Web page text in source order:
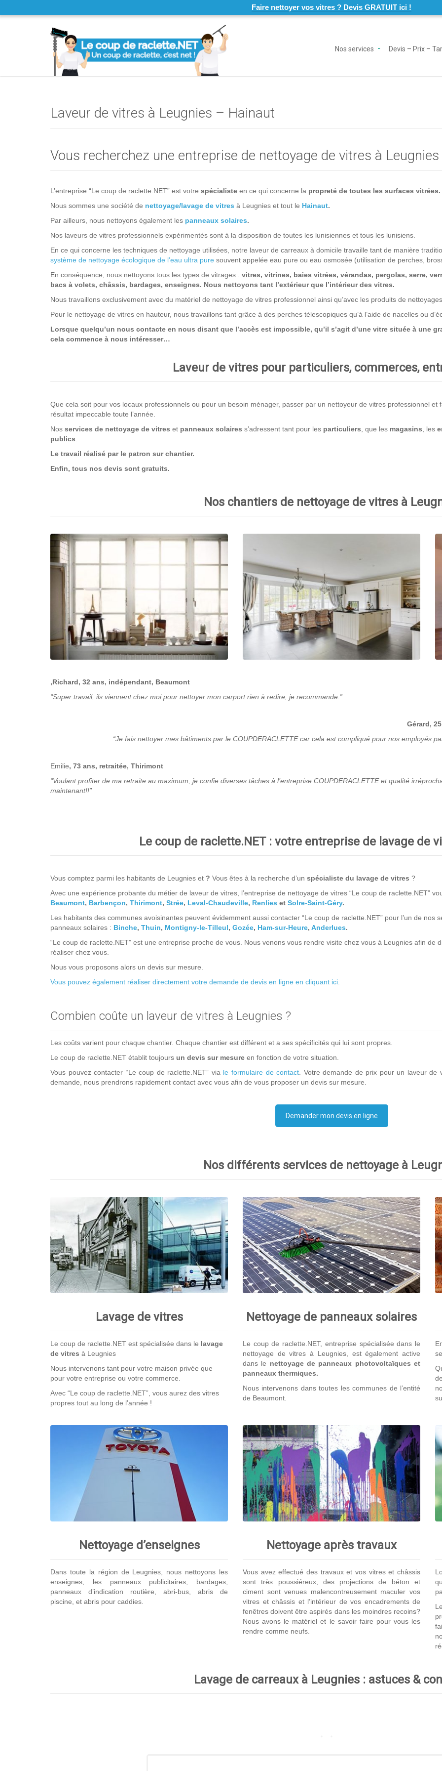
Faire nettoyer vos vitres ? Devis GRATUIT ici !
Nos services Devis – Prix –
Laveur de vitres à Leugnies – Hainaut
Vous recherchez une entreprise de nettoyage de vitres à
L’entreprise “Le coup de raclette.NET” est votre spécialiste en ce qui concerne la propreté de toutes les surfaces vitrées.
Nous sommes une société de nettoyage/lavage de vitres à Leugnies et tout le Hainaut.
Par ailleurs, nous nettoyons également les panneaux solaires.
Nos laveurs de vitres professionnels expérimentés sont à la disposition de toutes les lunisiennes et tous les lunisiens.
En ce qui concerne les techniques de nettoyage utilisées, notre laveur de carreaux à domicile travaille tant de manière
système de nettoyage écologique de l’eau ultra pure souvent appelée eau pure ou eau osmosée (utilisation de perches,
En conséquence, nous nettoyons tous les types de vitrages : vitres, vitrines, baies vitrées, vérandas, pergolas, serre,
bacs à volets, châssis, bardages, enseignes. Nous nettoyons tant l’extérieur que l’intérieur des vitres.
Nous travaillons exclusivement avec du matériel de nettoyage de vitres professionnel ainsi qu’avec les produits de
Pour le nettoyage de vitres en hauteur, nous travaillons tant grâce à des perches télescopiques qu’à l’aide de nacelles ou
Lorsque quelqu’un nous contacte en nous disant que l’accès est impossible, qu’il s’agit d’une vitre située à une
cela commence à nous intéresser…
Laveur de vitres pour particuliers, commerces,
Que cela soit pour vos locaux professionnels ou pour un besoin ménager, passer par un nettoyeur de vitres professionnel et
résultat impeccable toute l’année.
Nos services de nettoyage de vitres et panneaux solaires s’adressent tant pour les particuliers , que les magasins , les
publics
Le travail réalisé par le patron sur chantier.
Enfin, tous nos devis sont gratuits.
Nos chantiers de nettoyage de vitres à
,Richard, 32 ans, indépendant, Beaumont
“Super travail, ils viennent chez moi pour nettoyer mon carport rien à redire, je recommande.”
Gérard,
“Je fais nettoyer mes bâtiments par le COUPDERACLETTE car cela est compliqué pour nos employés
Emilie, 73 ans, retraitée, Thirimont
“Voulant profiter de ma retraite au maximum, je confie diverses tâches à l’entreprise COUPDERACLETTE et qualité
maintenant!!”
Le coup de raclette.NET : votre entreprise de lavage de
Vous comptez parmi les habitants de Leugnies et ? Vous êtes à la recherche d’un spécialiste du lavage de vitres ?
Avec une expérience probante du métier de laveur de vitres, l’entreprise de nettoyage de vitres “Le coup de raclette.NET”
Beaumont, Barbençon, Thirimont, Strée, Leval-Chaudeville, Renlies et Solre-Saint-Géry.
Les habitants des communes avoisinantes peuvent évidemment aussi contacter “Le coup de raclette.NET” pour l’un de nos
panneaux solaires : Binche, Thuin, Montigny-le-Tilleul, Gozée, Ham-sur-Heure, Anderlues.
“Le coup de raclette.NET” est une entreprise proche de vous. Nous venons vous rendre visite chez vous à Leugnies afin de
réaliser chez vous.
Nous vous proposons alors un devis sur mesure.
Vous pouvez également réaliser directement votre demande de devis en ligne en cliquant ici.
Combien coûte un laveur de vitres à Leugnies ?
Les coûts varient pour chaque chantier. Chaque chantier est différent et a ses spécificités qui lui sont propres.
Le coup de raclette.NET établit toujours un devis sur mesure en fonction de votre situation.
Vous pouvez contacter “Le coup de raclette.NET” via le formulaire de contact. Votre demande de prix pour un laveur de
demande, nous prendrons rapidement contact avec vous afin de vous proposer un devis sur mesure.
Demander mon devis en ligne
Nos différents services de nettoyage à
Lavage de vitres
Le coup de raclette.NET est spécialisée dans le lavage
de vitres à Leugnies
Nous intervenons tant pour votre maison privée que
pour votre entreprise ou votre commerce.
Avec “Le coup de raclette.NET”, vous aurez des vitres
propres tout au long de l’année !
Nettoyage de panneaux solaires
Le coup de raclette.NET, entreprise spécialisée dans le
nettoyage de vitres à Leugnies, est également active
dans le nettoyage de panneaux photovoltaïques et
panneaux thermiques.
Nous intervenons dans toutes les communes de l’entité
de Beaumont.
Nettoyage d’enseignes
Dans toute la région de Leugnies, nous nettoyons les
enseignes, les panneaux publicitaires, bardages,
panneaux d’indication routière, abri-bus, abris de
piscine, et abris pour caddies.
Nettoyage après travaux
Vous avez effectué des travaux et vos vitres et châssis
sont très poussiéreux, des projections de béton et
ciment sont venues malencontreusement maculer vos
vitres et châssis et l’intérieur de vos encadrements de
fenêtres doivent être aspirés dans les moindres recoins?
Nous avons le matériel et le savoir faire pour vous les
rendre comme neufs.
Lavage de carreaux à Leugnies : astuces &